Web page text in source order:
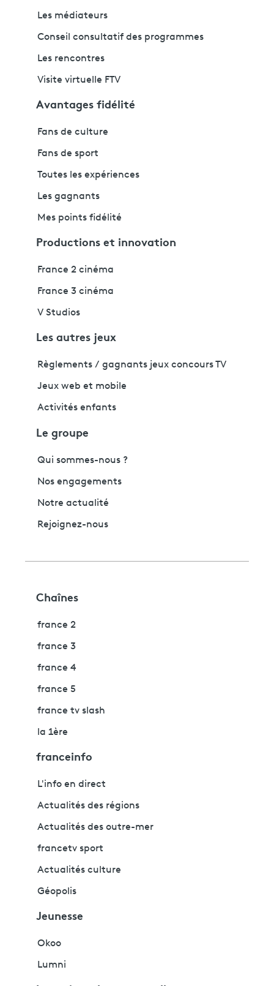
Les médiateurs
Conseil consultatif des programmes
Les rencontres
Visite virtuelle FTV
Avantages fidélité
Fans de culture
Fans de sport
Toutes les expériences
Les gagnants
Mes points fidélité
Productions et innovation
France 2 cinéma
France 3 cinéma
V Studios
Les autres jeux
Règlements / gagnants jeux concours TV
Jeux web et mobile
Activités enfants
Le groupe
Qui sommes-nous ?
Nos engagements
Notre actualité
Rejoignez-nous
Chaînes
france 2
france 3
france 4
france 5
france tv slash
la 1ère
franceinfo
L'info en direct
Actualités des régions
Actualités des outre-mer
francetv sport
Actualités culture
Géopolis
Jeunesse
Okoo
Lumni